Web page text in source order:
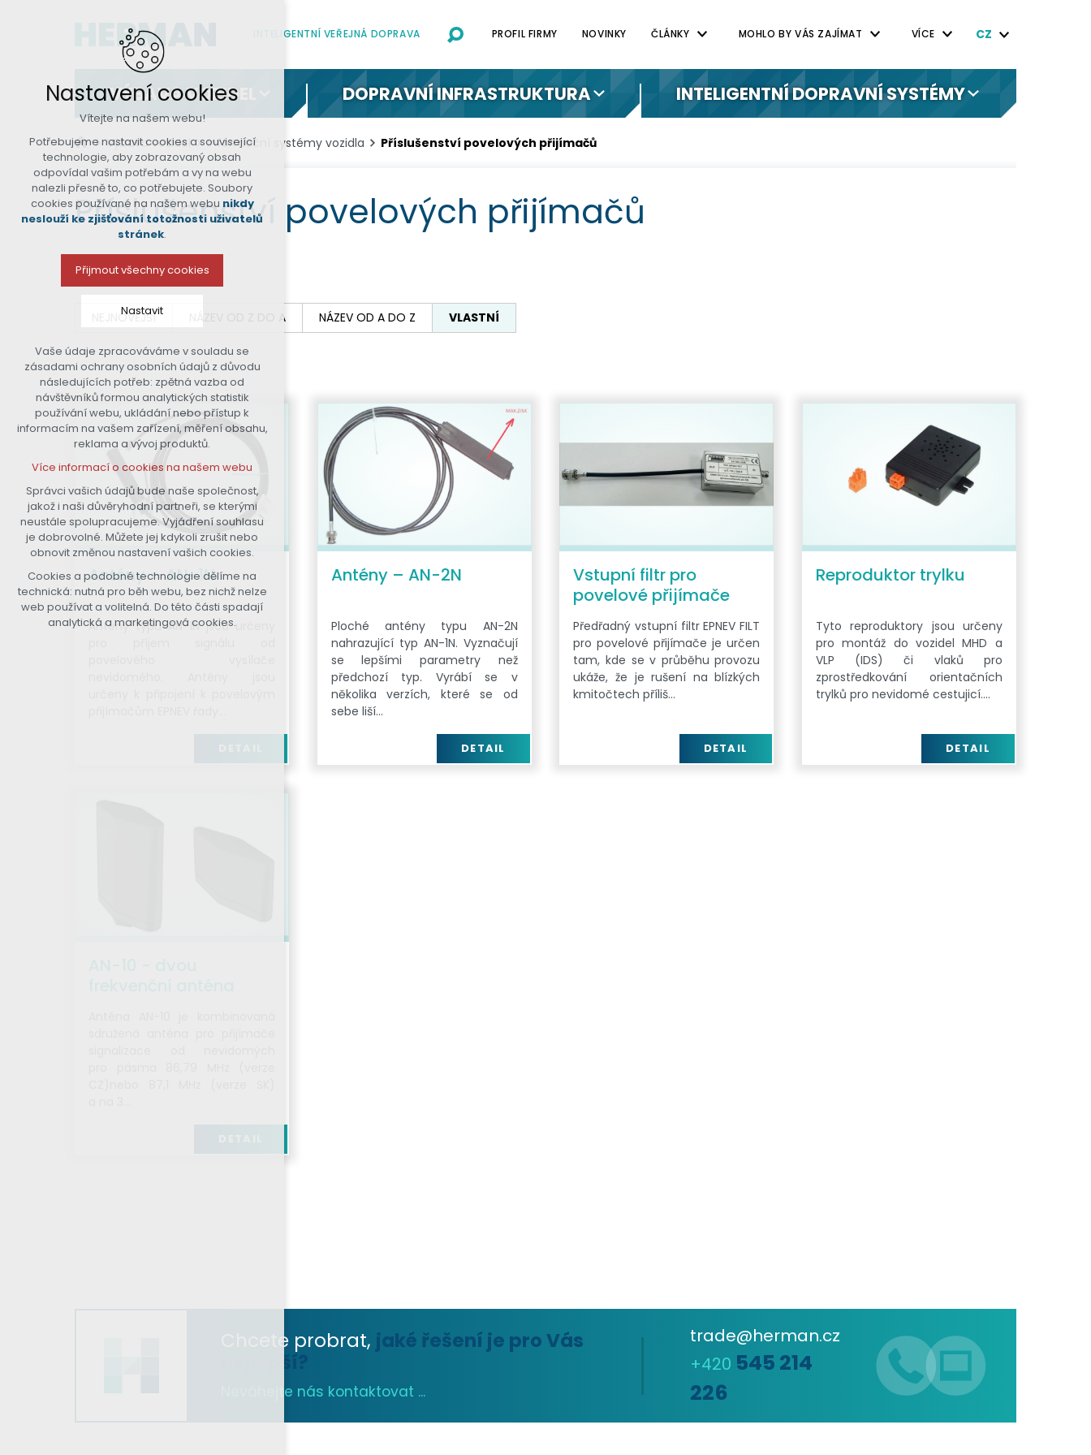
INTELIGENTNÍ VEŘEJNÁ DOPRAVA PROFIL FIRMY NOVINKY ČLÁNKY MOHLO BY VÁS ZAJÍMAT VÍCE CZ
VÝBAVA VOZIDEL DOPRAVNÍ INFRASTRUKTURA INTELIGENTNÍ DOPRAVNÍ SYSTÉMY
Výbava vozidel Informační systémy vozidla Příslušenství povelových přijímačů
Příslušenství povelových přijímačů
NEJNOVĚJŠÍ NÁZEV OD Z DO A NÁZEV OD A DO Z VLASTNÍ
Antény – AN-1N
Antény typu AN-1N jsou určeny
Antény – AN-2N
Ploché antény typu AN-2N
nahrazující typ AN-1N. Vyznačují
se lepšími parametry než
předchozí typ. Vyrábí se v
několika verzích, které se od
sebe liší…
DETAIL
Vstupní filtr pro
povelové přijímače
Předřadný vstupní filtr EPNEV FILT
pro povelové přijímače je určen
tam, kde se v průběhu provozu
ukáže, že je rušení na blízkých
kmitočtech příliš…
DETAIL
Reproduktor trylku
Tyto reproduktory jsou určeny
pro montáž do vozidel MHD a
VLP (IDS) či vlaků pro
zprostředkování orientačních
trylků pro nevidomé cestujicí.…
DETAIL
Chcete probrat, jaké řešení je pro Vás
Neváhejte nás kontaktovat ...
trade@herman.cz
+420 545 214
226
Nastavení cookies
Vítejte na našem webu!
Potřebujeme nastavit cookies a související
technologie, aby zobrazovaný obsah
odpovídal vašim potřebám a vy na webu
nalezli přesně to, co potřebujete. Soubory
cookies používané na našem webu nikdy
neslouží ke zjišťování totožnosti uživatelů
stránek.
Přijmout všechny cookies
Nastavit
Technická cookies
nutná pro provozování webu
udržení kontextu stránek (session):
případná přihlášení, volby jazyka,
apod.
analytická pro anonymizované
vyhodnocení návštěvnosti
marketingová cookies (Google)
Více informací o cookies na našem webu
Přijmout všechny cookies
Odmítnout vše
Vaše údaje zpracováváme v souladu se
zásadami ochrany osobních údajů z důvodu
následujících potřeb: zpětná vazba od
návštěvníků formou analytických statistik
používání webu, ukládání nebo přístup k
informacím na vašem zařízení, měření obsahu,
reklama a vývoj produktů.
Více informací o cookies na našem webu
Správci vašich údajů bude naše společnost,
jakož i naši důvěryhodní partneři, se kterými
neustále spolupracujeme. Vyjádření souhlasu
je dobrovolné. Můžete jej kdykoli zrušit nebo
obnovit změnou nastavení vašich cookies.
Cookies a podobné technologie dělíme na
technická: nutná pro běh webu, bez nichž nelze
web používat a volitelná. Do této části spadají
analytická a marketingová cookies.